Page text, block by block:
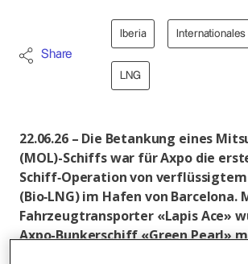
Share
Iberia
LNG
22.06.26 – Die Betankung eines
(MOL)-Schiffs war für Axpo die
Schiff‑Operation von verflüssigtem
(Bio‑LNG) im Hafen von Barcelona.
Fahrzeugtransporter «Lapis Ace»
Axpo-Bunkerschiff «Green Pearl»